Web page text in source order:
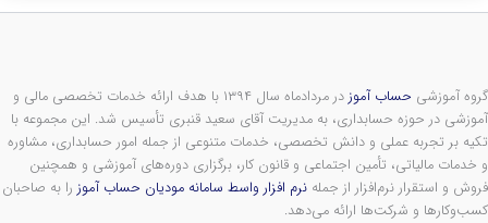
گروه آموزشی حساب آموز
در مردادماه سال ۱۳۹۴ با هدف ارائه خدمات تخصصی مالی و
آموزشی در حوزه حسابداری، به مدیریت آقای سعید قنبری تأسیس شد. این مجموعه با
تکیه بر تجربه عملی و دانش تخصصی، خدمات متنوعی از جمله امور حسابداری، مشاوره
و خدمات مالیاتی، تأمین اجتماعی و قانون کار، برگزاری دوره‌های آموزشی و همچنین
فروش و استقرار نرم‌افزار از جمله نرم افزار واسط سامانه مودیان حساب آموز را به صاحبان
کسب‌وکارها و شرکت‌ها ارائه می‌دهد.